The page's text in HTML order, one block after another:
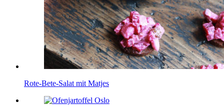
Rote-Bete-Salat mit Matjes